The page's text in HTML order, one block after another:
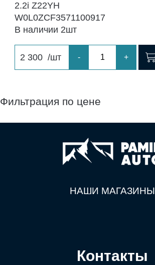
2.2i Z22YH
W0L0ZCF3571100917
В наличии 2шт
2 300 /шт - +
Фильтрация по цене
НАШИ МАГАЗИНЫ
Контакты